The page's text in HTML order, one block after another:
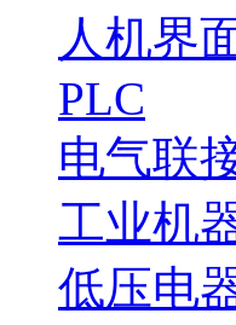
人机界
PLC
电气联
工业机
低压电